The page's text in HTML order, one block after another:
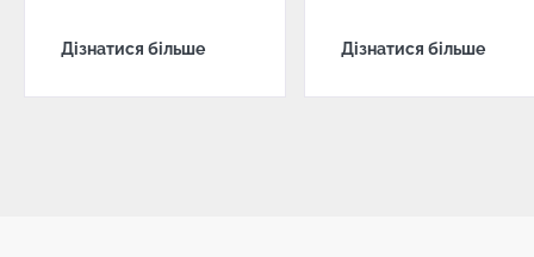
Дізнатися більше Дізнатися більше